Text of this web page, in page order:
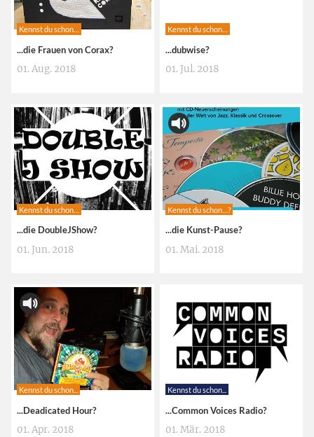
Kennst du schon…
...die Frauen von Corax?
01. Aug. 2018
Kennst du schon…
...dubwise?
01. Jul. 2018
Kennst du schon…
...die DoubleJShow?
01. Jun. 2018
Kennst du schon…?
...die Kunst-Pause?
01. Mai. 2018
Kennst du schon...
...Deadicated Hour?
01. Apr. 2018
Kennst du schon...
...Common Voices Radio?
01. Mär. 2018